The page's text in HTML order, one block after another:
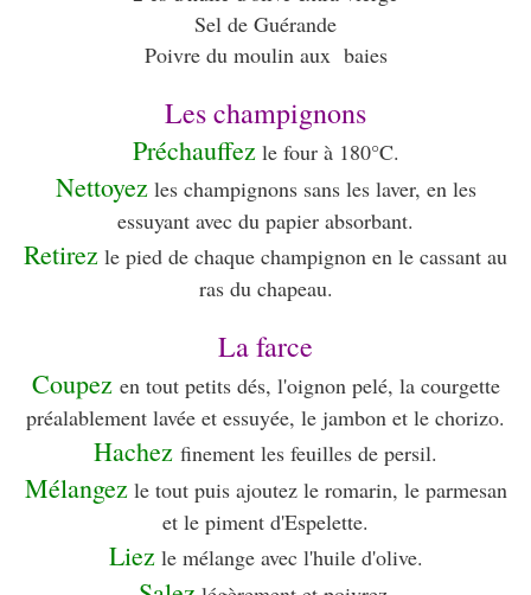
Sel de Guérande
Poivre du moulin aux baies
Les champignons
Préchauffezle four à 180°C.
Nettoyezles champignons sans les laver, en les
essuyant avec du papier absorbant.
Retirez le pied de chaque champignon en le cassant au
ras du chapeau.
La farce
Coupez en tout petits dés, l'oignon pelé, la courgette
préalablement lavée et essuyée, le jambon et le chorizo.
Hachez finement les feuilles de persil.
Mélangezle tout puis ajoutez le romarin, le parmesan
et le piment d'Espelette.
Liezle mélange avec l'huile d'olive.